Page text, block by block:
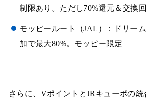
制限あり。ただし70%還元＆交換
モッピールート（JAL）：ドリー
加で最大80%。モッピー限定
さらに、VポイントとJRキューポの